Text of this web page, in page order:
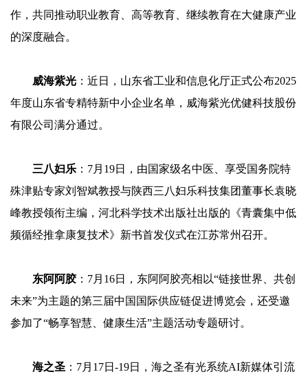
作，共同推动职业教育、高等教育、继续教育在大健康产业
的深度融合。
威海紫光 ：近日，山东省工业和信息化厅正式公布2025
年度山东省专精特新中小企业名单，威海紫光优健科技股份
有限公司满分通过。
三八妇乐 ：7月19日，由国家级名中医、享受国务院特
殊津贴专家刘智斌教授与陕西三八妇乐科技集团董事长袁晓
峰教授领衔主编，河北科学技术出版社出版的《青囊集中低
频循经推拿康复技术》新书首发仪式在江苏常州召开。
东阿阿胶：7月16日，东阿阿胶亮相以“链接世界、共创
未来”为主题的第三届中国国际供应链促进博览会，还受邀
参加了“畅享智慧、健康生活”主题活动专题研讨。
海之圣 ：7月17日-19日，海之圣有光系统AI新媒体引流